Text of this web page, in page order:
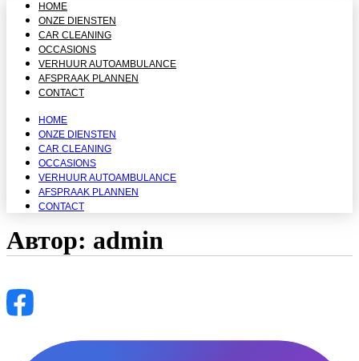
HOME
ONZE DIENSTEN
CAR CLEANING
OCCASIONS
VERHUUR AUTOAMBULANCE
AFSPRAAK PLANNEN
CONTACT
HOME
ONZE DIENSTEN
CAR CLEANING
OCCASIONS
VERHUUR AUTOAMBULANCE
AFSPRAAK PLANNEN
CONTACT
Автор: admin